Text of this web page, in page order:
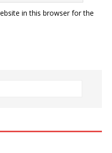
in this browser for the